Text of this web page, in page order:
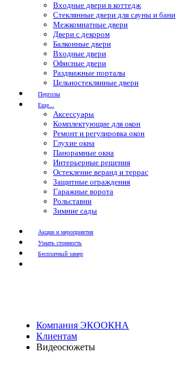
Входные двери в коттедж
Стеклянные двери для сауны и бани
Межкомнатные двери
Двери с декором
Балконные двери
Входные двери
Офисные двери
Раздвижные порталы
Цельностеклянные двери
Перголы
Еще...
Аксессуары
Комплектующие для окон
Ремонт и регулировка окон
Глухие окна
Панорамные окна
Интерьерные решения
Остекление веранд и террас
Защитные ограждения
Гаражные ворота
Рольставни
Зимние сады
Акции и мероприятия
Узнать стоимость
Бесплатный замер
Компания ЭКООКНА
Клиентам
Видеосюжеты